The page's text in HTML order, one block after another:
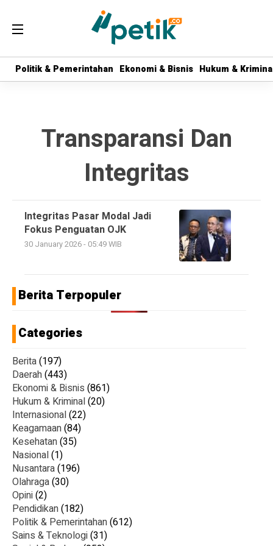
Politik & Pemerintahan Ekonomi & Bisnis Hukum &
Politik & Pemerintahan Ekonomi & Bisnis Hukum &
Transparansi Dan
Integritas
Integritas Pasar Modal Jadi
Fokus Penguatan OJK
30 January 2026 - 05:49 WIB
Berita Terpopuler
Categories
Berita(197)
Daerah(443)
Ekonomi & Bisnis (861)
Hukum & Kriminal(20)
Internasional(22)
Keagamaan(84)
Kesehatan(35)
Nasional(1)
Nusantara(196)
Olahraga(30)
Opini(2)
Pendidikan(182)
Politik & Pemerintahan(612)
Sains & Teknologi(31)